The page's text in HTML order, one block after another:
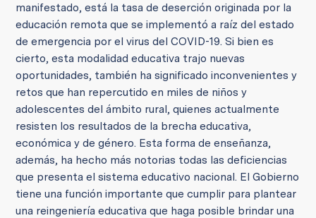
manifestado, está la tasa de deserción originada por la
educación remota que se implementó a raíz del estado
de emergencia por el virus del COVID-19. Si bien es
cierto, esta modalidad educativa trajo nuevas
oportunidades, también ha significado inconvenientes y
retos que han repercutido en miles de niños y
adolescentes del ámbito rural, quienes actualmente
resisten los resultados de la brecha educativa,
económica y de género. Esta forma de enseñanza,
además, ha hecho más notorias todas las deficiencias
que presenta el sistema educativo nacional. El Gobierno
tiene una función importante que cumplir para plantear
una reingeniería educativa que haga posible brindar una